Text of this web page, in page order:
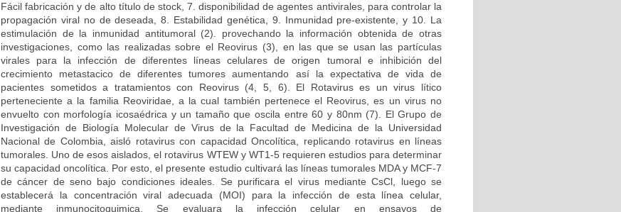
Fácil fabricación y de alto título de stock, 7. disponibilidad de agentes antivirales, para controlar la
propagación viral no de deseada, 8. Estabilidad genética, 9. Inmunidad pre-existente, y 10. La
estimulación de la inmunidad antitumoral (2). provechando la información obtenida de otras
investigaciones, como las realizadas sobre el Reovirus (3), en las que se usan las partículas
virales para la infección de diferentes líneas celulares de origen tumoral e inhibición del
crecimiento metastacico de diferentes tumores aumentando así la expectativa de vida de
pacientes sometidos a tratamientos con Reovirus (4, 5, 6). El Rotavirus es un virus lítico
perteneciente a la familia Reoviridae, a la cual también pertenece el Reovirus, es un virus no
envuelto con morfología icosaédrica y un tamaño que oscila entre 60 y 80nm (7). El Grupo de
Investigación de Biología Molecular de Virus de la Facultad de Medicina de la Universidad
Nacional de Colombia, aisló rotavirus con capacidad Oncolítica, replicando rotavirus en líneas
tumorales. Uno de esos aislados, el rotavirus WTEW y WT1-5 requieren estudios para determinar
su capacidad oncolítica. Por esto, el presente estudio cultivará las líneas tumorales MDA y MCF-7
de cáncer de seno bajo condiciones ideales. Se purificara el virus mediante CsCl, luego se
establecerá la concentración viral adecuada (MOI) para la infección de esta línea celular,
mediante inmunocitoquimica. Se evaluara la infección celular en ensayos de